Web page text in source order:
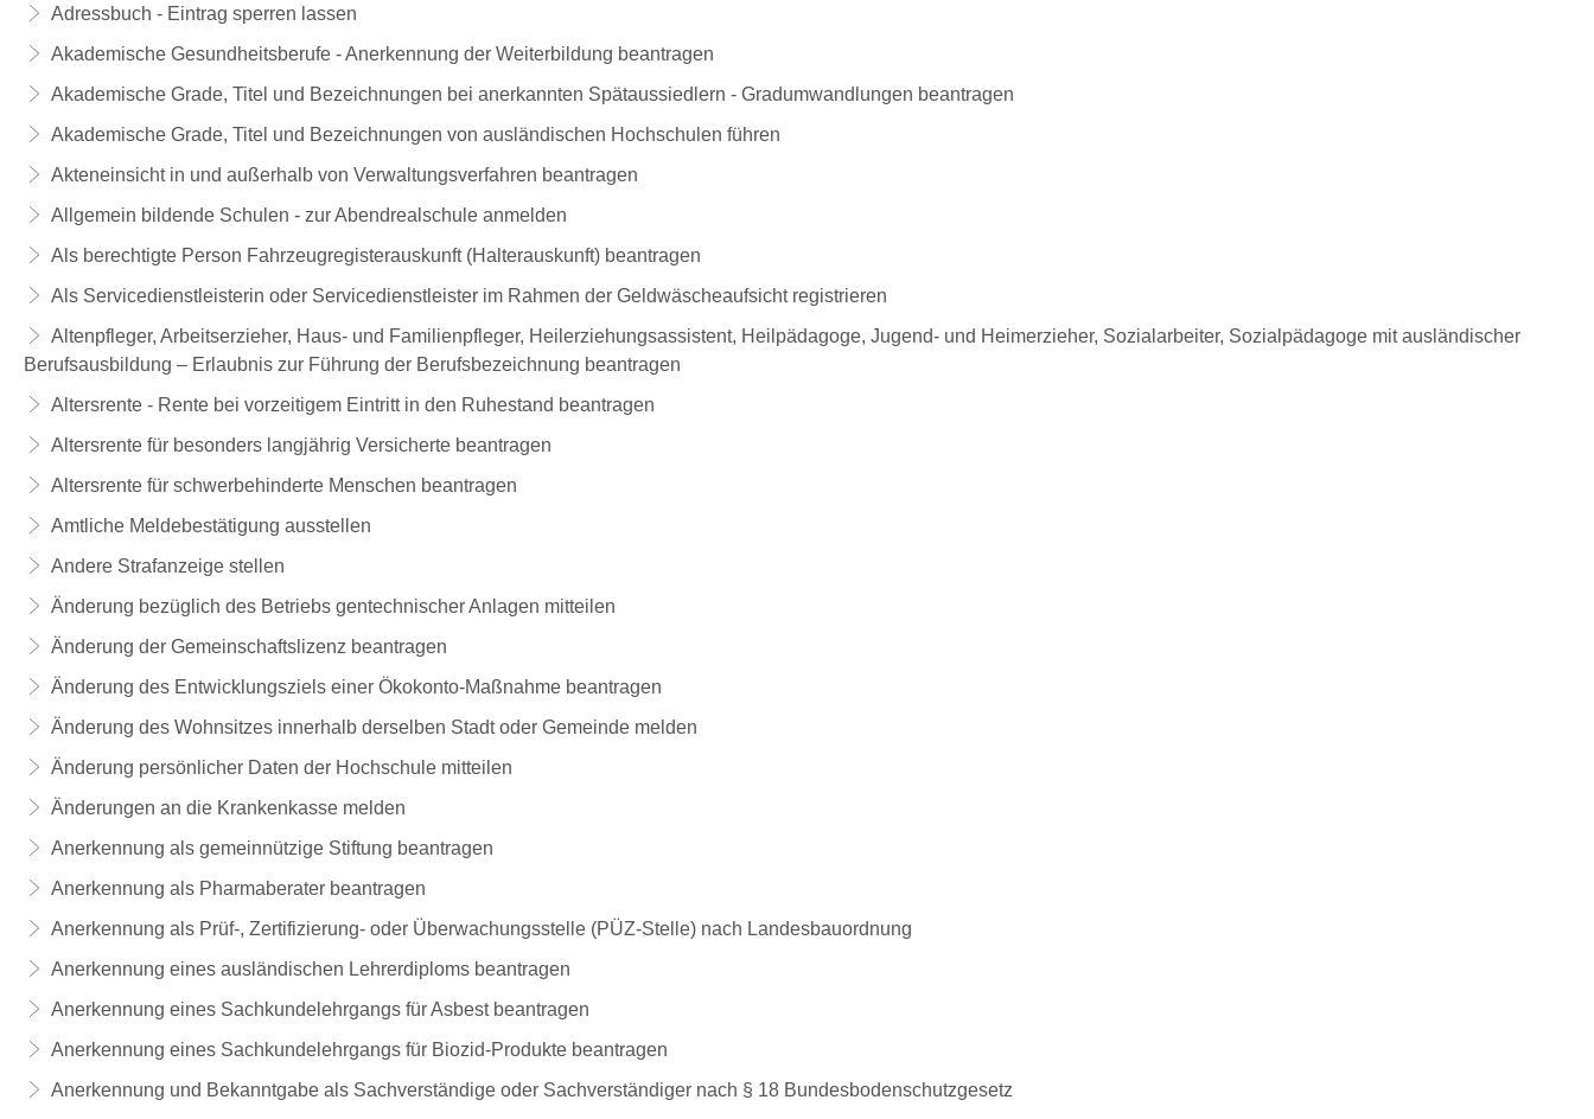
Adressbuch - Eintrag sperren lassen
Akademische Gesundheitsberufe - Anerkennung der Weiterbildung beantragen
Akademische Grade, Titel und Bezeichnungen bei anerkannten Spätaussiedlern - Gradumwandlungen beantragen
Akademische Grade, Titel und Bezeichnungen von ausländischen Hochschulen führen
Akteneinsicht in und außerhalb von Verwaltungsverfahren beantragen
Allgemein bildende Schulen - zur Abendrealschule anmelden
Als berechtigte Person Fahrzeugregisterauskunft (Halterauskunft) beantragen
Als Servicedienstleisterin oder Servicedienstleister im Rahmen der Geldwäscheaufsicht registrieren
Altenpfleger, Arbeitserzieher, Haus- und Familienpfleger, Heilerziehungsassistent, Heilpädagoge, Jugend- und Heimerzieher, Sozialarbeiter, Sozialpädagoge mit ausländischer
Berufsausbildung – Erlaubnis zur Führung der Berufsbezeichnung beantragen
Altersrente - Rente bei vorzeitigem Eintritt in den Ruhestand beantragen
Altersrente für besonders langjährig Versicherte beantragen
Altersrente für schwerbehinderte Menschen beantragen
Amtliche Meldebestätigung ausstellen
Andere Strafanzeige stellen
Änderung bezüglich des Betriebs gentechnischer Anlagen mitteilen
Änderung der Gemeinschaftslizenz beantragen
Änderung des Entwicklungsziels einer Ökokonto-Maßnahme beantragen
Änderung des Wohnsitzes innerhalb derselben Stadt oder Gemeinde melden
Änderung persönlicher Daten der Hochschule mitteilen
Änderungen an die Krankenkasse melden
Anerkennung als gemeinnützige Stiftung beantragen
Anerkennung als Pharmaberater beantragen
Anerkennung als Prüf-, Zertifizierung- oder Überwachungsstelle (PÜZ-Stelle) nach Landesbauordnung
Anerkennung eines ausländischen Lehrerdiploms beantragen
Anerkennung eines Sachkundelehrgangs für Asbest beantragen
Anerkennung eines Sachkundelehrgangs für Biozid-Produkte beantragen
Anerkennung und Bekanntgabe als Sachverständige oder Sachverständiger nach § 18 Bundesbodenschutzgesetz